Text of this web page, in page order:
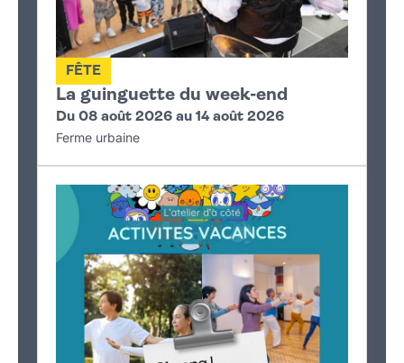
La guinguette du week-end
FÊTE
Du 08 août 2026 au 14 août 2026
Ferme urbaine